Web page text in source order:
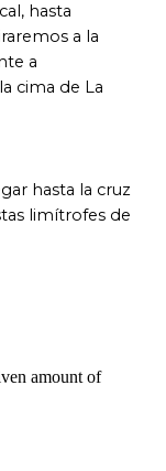
hasta
a la
a
cima de La
hasta la cruz
limítrofes de